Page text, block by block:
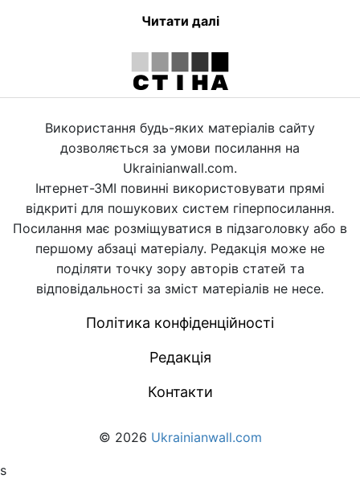
Читати далі
Використання будь-яких матеріалів сайту
дозволяється за умови посилання на
Ukrainianwall.com.
Інтернет-ЗМІ повинні використовувати прямі
відкриті для пошукових систем гіперпосилання.
Посилання має розміщуватися в підзаголовку або в
першому абзаці матеріалу. Редакція може не
поділяти точку зору авторів статей та
відповідальності за зміст матеріалів не несе.
Політика конфіденційності
Редакція
Контакти
© 2026 Ukrainianwall.com
s